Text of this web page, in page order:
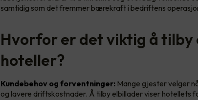
samtidig som det fremmer bærekraft i bedriftens
Hvorfor er det viktig å tilby
hoteller?
Kundebehov og forventninger: Mange gjester velger
og lavere driftskostnader. Å tilby elbillader viser hotellets